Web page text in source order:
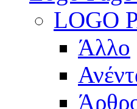
LOGO
Άλλο